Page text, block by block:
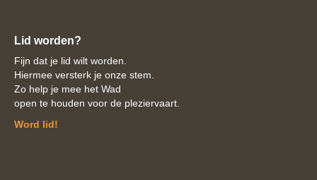
Lid worden?
Fijn dat je lid wilt worden.
Hiermee versterk je onze stem.
Zo help je mee het Wad
open te houden voor de pleziervaart.
Word lid!